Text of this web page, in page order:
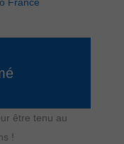
France
être tenu au
!
ce
cookies